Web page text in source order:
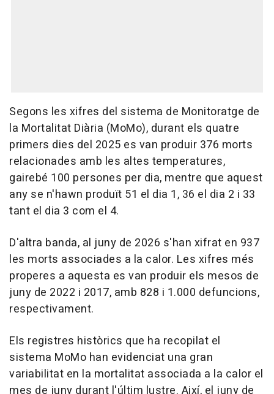
Segons les xifres del sistema de Monitoratge de
la Mortalitat Diària (MoMo), durant els quatre
primers dies del 2025 es van produir 376 morts
relacionades amb les altes temperatures,
gairebé 100 persones per dia, mentre que aquest
any se n'hawn produït 51 el dia 1, 36 el dia 2 i 33
tant el dia 3 com el 4.
D'altra banda, al juny de 2026 s'han xifrat en 937
les morts associades a la calor. Les xifres més
properes a aquesta es van produir els mesos de
juny de 2022 i 2017, amb 828 i 1.000 defuncions,
respectivament.
Els registres històrics que ha recopilat el
sistema MoMo han evidenciat una gran
variabilitat en la mortalitat associada a la calor el